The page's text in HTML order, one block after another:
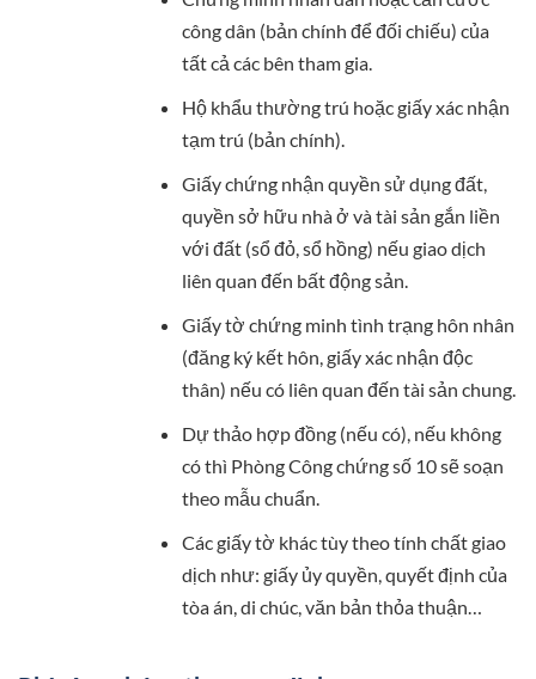
công dân (bản chính để đối chiếu) của
tất cả các bên tham gia.
Hộ khẩu thường trú hoặc giấy xác nhận
tạm trú (bản chính).
Giấy chứng nhận quyền sử dụng đất,
quyền sở hữu nhà ở và tài sản gắn liền
với đất (sổ đỏ, sổ hồng) nếu giao dịch
liên quan đến bất động sản.
Giấy tờ chứng minh tình trạng hôn nhân
(đăng ký kết hôn, giấy xác nhận độc
thân) nếu có liên quan đến tài sản chung.
Dự thảo hợp đồng (nếu có), nếu không
có thì Phòng Công chứng số 10 sẽ soạn
theo mẫu chuẩn.
Các giấy tờ khác tùy theo tính chất giao
dịch như: giấy ủy quyền, quyết định của
tòa án, di chúc, văn bản thỏa thuận…